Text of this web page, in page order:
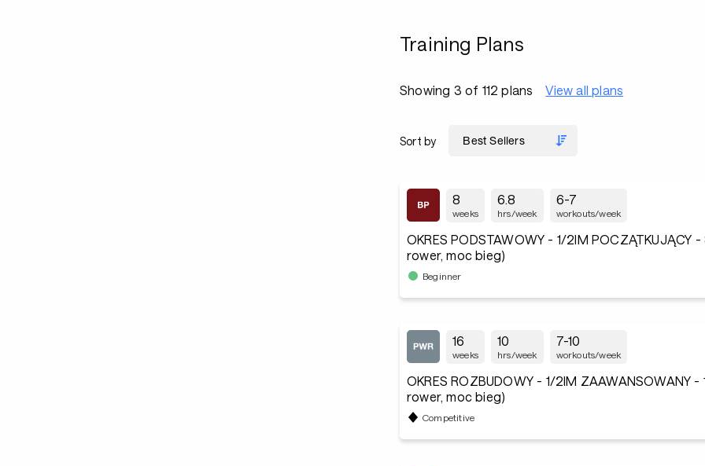
Training Plans
Showing 3 of 112 plans View all plans
Sort by
8
weeks
6.8
hrs/week
6-7
workouts/week
OKRES PODSTAWOWY - 1/2IM POCZĄTKUJĄCY
rower, moc bieg)
Beginner
16
weeks
10
hrs/week
7-10
workouts/week
OKRES ROZBUDOWY - 1/2IM ZAAWANSOWANY -
rower, moc bieg)
Competitive